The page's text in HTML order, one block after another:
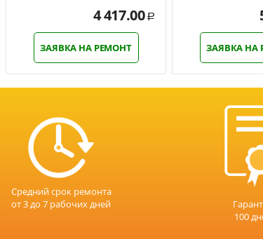
4 417.00 Р
ЗАЯВКА НА РЕМОНТ ЗАЯВКА НА
Средний срок ремонта
от 3 до 7 рабочих дней
100